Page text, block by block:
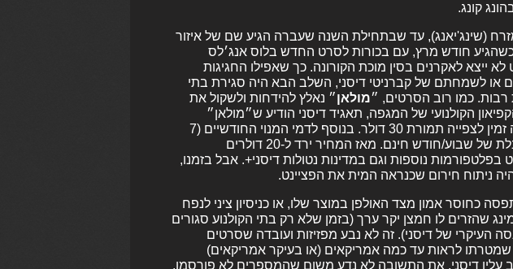
קונג.
(שינג'יאנג), עד שבתחילת השנה שעברה הגיע שם של איזור
כשהגיע חודש מרץ, עם בכורות לסרט החדש בלוס אנג׳לס
לא ייצא לאקרנים בסין מוכת הקורונה. כך שאפילו החגיגות
או לשמחתם של קברניטי דיסני, השלב הבא היה סגירת בתי
רבות. כמו רוב הסרטים, ״מולאן״ נאלץ להידחות ולשקול את
הקולנועי של המגפה, תאגיד דיסני הודיע ש״מולאן״
החדש יגיע בלעדית אל דיסני+ שם יהיה זמין לצפייה תמורת 30 דולר. בנוסף לדמי המנוי החודשיים (7
דולר) ותוך ביטול תקופת הניסיון המקובלת של שבוע/חודש חינם. מאז המחיר ירד ל-20 דולרים
נוספות וגם במדינות נטולות דיסני+. אבל בזמנו,
ניתוח חירום שכנראה המית את הפציינט.
כחוסר אמון מצד האולפן במוצר שלו, או כניסיון ציני לנפח
שהזרים לו חמצן יקר ערך (בזמן שלא רק בתי הקולנוע סגורים
העיקרי של דיסני). זה לא נבע מפזיזות ועובדה שסרטים
שמטרתו לראות עד כמה אמריקאים (או בעיקר אמריקאים)
עליו דיסני. את התשובה לא נדע משום שהמספרים לא פורסמו,